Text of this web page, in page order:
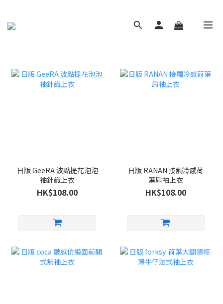
日版 GeeRA 波點提花泡泡
袖針織上衣
HK$108.00
日版 RANAN 接觸冷感荷
葉肩袖上衣
HK$108.00